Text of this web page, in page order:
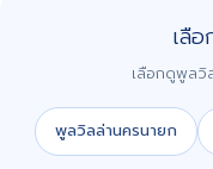
เลื
เลือกดูพูลวิ
พูลวิลล่านครนายก